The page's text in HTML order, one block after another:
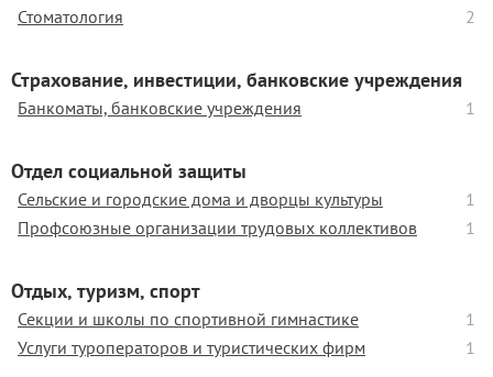
2
Стоматология
Страхование, инвестиции, банковские учреждения
1
Банкоматы, банковские учреждения
Отдел социальной защиты
1
Сельские и городские дома и дворцы культуры
1
Профсоюзные организации трудовых коллективов
Отдых, туризм, спорт
1
Секции и школы по спортивной гимнастике
1
Услуги туроператоров и туристических фирм